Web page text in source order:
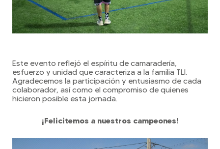
Este evento reflejó el espíritu de camaradería,
esfuerzo y unidad que caracteriza a la familia TLI.
Agradecemos la participación y entusiasmo de cada
colaborador, así como el compromiso de quienes
hicieron posible esta jornada.
¡Felicitemos a nuestros campeones!